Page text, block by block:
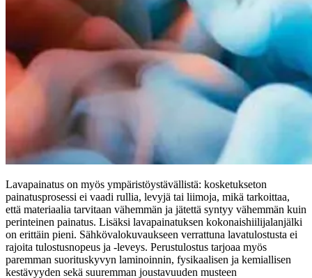
Lavapainatus on myös ympäristöystävällistä: kosketukseton
painatusprosessi ei vaadi rullia, levyjä tai liimoja, mikä tarkoittaa,
että materiaalia tarvitaan vähemmän ja jätettä syntyy vähemmän kuin
perinteinen painatus. Lisäksi lavapainatuksen kokonaishiilijalanjälki
on erittäin pieni. Sähkövalokuvaukseen verrattuna lavatulostusta ei
rajoita tulostusnopeus ja -leveys. Perustulostus tarjoaa myös
paremman suorituskyvyn laminoinnin, fysikaalisen ja kemiallisen
kestävyyden sekä suuremman joustavuuden musteen